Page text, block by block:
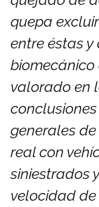
quepa
entre éstas
valorado en
generales
real con
siniestrados
velocidad